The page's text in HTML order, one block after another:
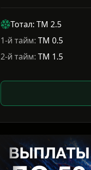
Тотал: ТМ 2.5
1-й тайм: ТМ 0.5
2-й тайм: ТМ 1.5